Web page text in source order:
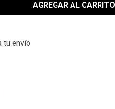
AGREGAR AL CARRITO
tu envío